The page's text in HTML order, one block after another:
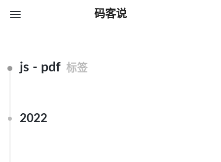
码客说
js - pdf 标签
2022